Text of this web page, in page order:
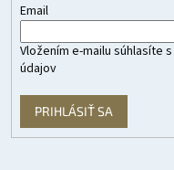
Email
Vložením e-mailu súhlasíte s
údajov
PRIHLÁSIŤ SA